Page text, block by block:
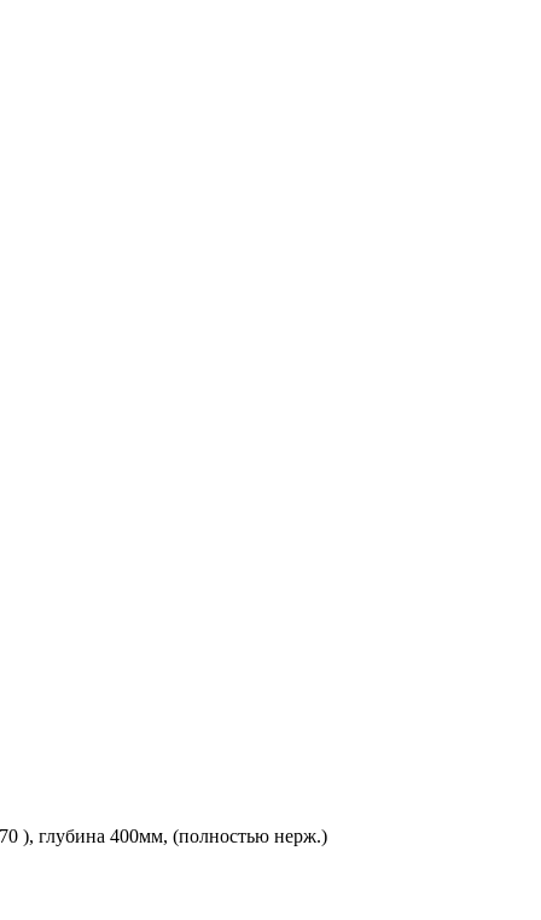
), глубина 400мм, (полностью нерж.)